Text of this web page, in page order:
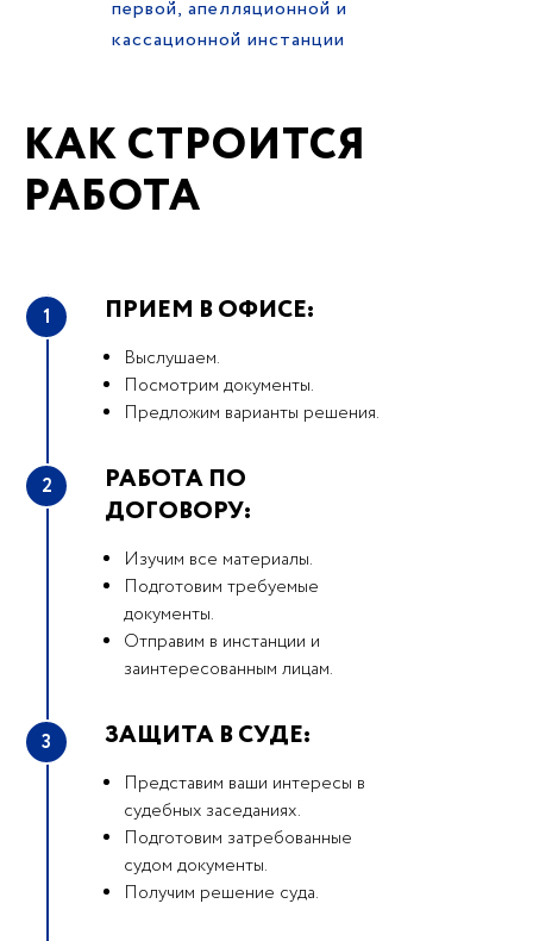
первой, апелляционной и
кассационной инстанции
КАК СТРОИТСЯ
РАБОТА
1 ПРИЕМ В ОФИСЕ:
Выслушаем.
Посмотрим документы.
Предложим варианты решения.
2
РАБОТА ПО
ДОГОВОРУ:
Изучим все материалы.
Подготовим требуемые
документы.
Отправим в инстанции и
заинтересованным лицам.
3 ЗАЩИТА В СУДЕ:
Представим ваши интересы в
судебных заседаниях.
Подготовим затребованные
судом документы.
Получим решение суда.